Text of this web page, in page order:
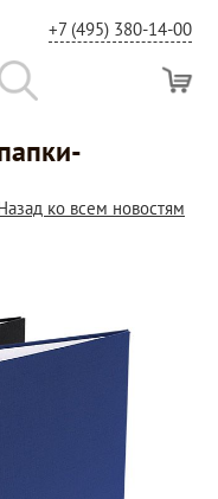
+7 (495) 380-14-00
ко всем новостям